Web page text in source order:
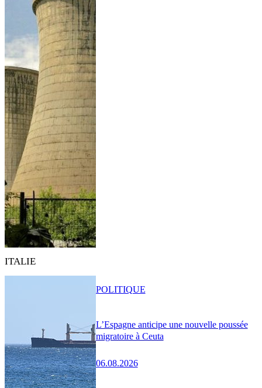
ITALIE
L’Espagne anticipe une nouvelle poussée
migratoire à Ceuta
06.08.2026
POLITIQUE